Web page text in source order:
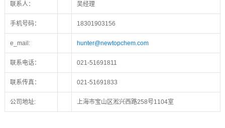
联系人： 吴经理
手机号码： 18301903156
e_mail: hunter@newtopchem.com
联系电话： 021-51691811
联系传真： 021-51691833
公司地址: 上海市宝山区淞兴西路258号1104室